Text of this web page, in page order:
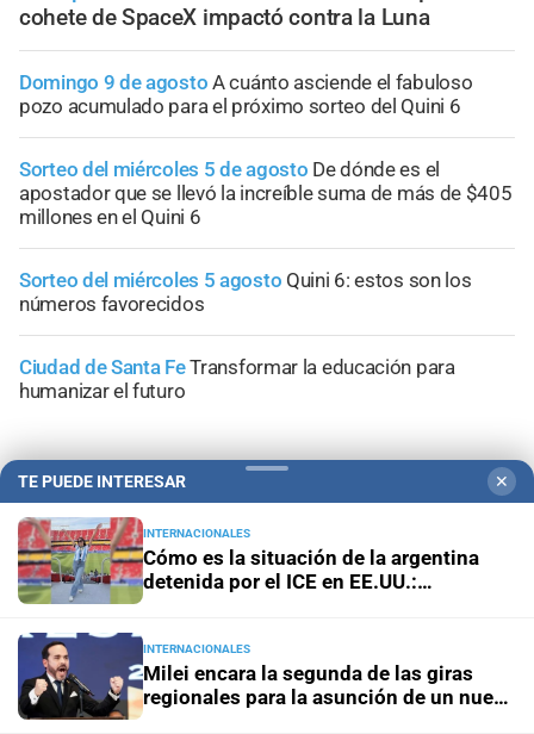
cohete de SpaceX impactó contra la Luna
Domingo 9 de agosto A cuánto asciende el fabuloso
pozo acumulado para el próximo sorteo del Quini 6
Sorteo del miércoles 5 de agosto De dónde es el
apostador que se llevó la increíble suma de más de $405
millones en el Quini 6
Sorteo del miércoles 5 agosto Quini 6: estos son los
números favorecidos
Ciudad de Santa FeTransformar la educación para
humanizar el futuro
TE PUEDE INTERESAR ✕
INTERNACIONALES
Cómo es la situación de la argentina
detenida por el ICE en EE.UU.:
INTERNACIONALES
Milei encara la segunda de las giras
regionales para la asunción de un nuevo